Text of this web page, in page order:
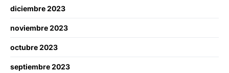
diciembre 2023
noviembre 2023
octubre 2023
septiembre 2023